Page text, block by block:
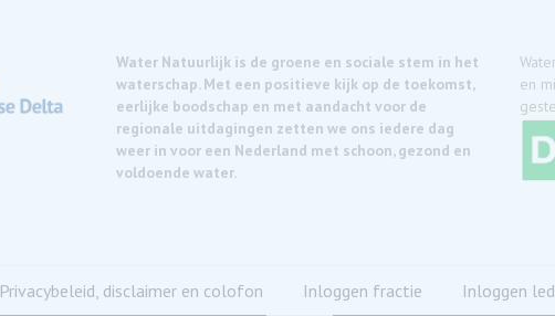
Water Natuurlijk is de groene en sociale stem in het
waterschap. Met een positieve kijk op de toekomst,
eerlijke boodschap en met aandacht voor de
regionale uitdagingen zetten we ons iedere dag
weer in voor een Nederland met schoon, gezond en
voldoende water.
en
Privacybeleid, disclaimer en colofon Inloggen fractie Inloggen